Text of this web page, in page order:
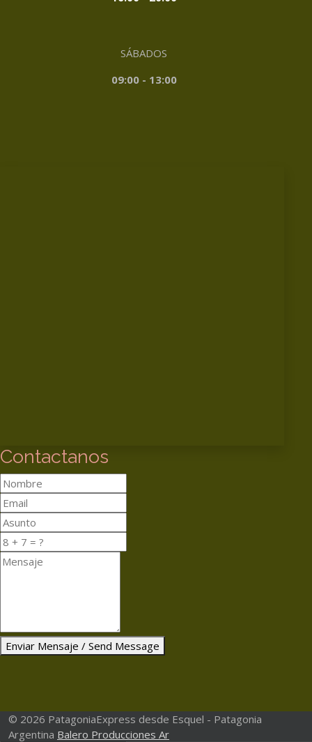
SÁBADOS
09:00 - 13:00
Contactanos
Enviar Mensaje / Send Message
© 2026 PatagoniaExpress desde Esquel - Patagonia
Argentina Balero Producciones Ar